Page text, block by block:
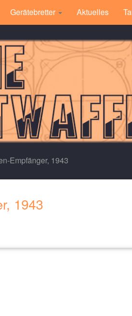
Gerätebretter Aktuelles
Empfänger, 1943
1943